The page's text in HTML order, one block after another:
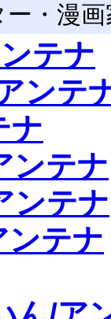
・漫
テナ
ンテ
ナ
ンテナ
ンテナ
テナ